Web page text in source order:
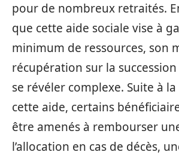
pour de nombreux retraités.
que cette aide sociale vise à
minimum de ressources, son
récupération sur la
se révéler complexe. Suite à
cette aide, certains
être amenés à rembourser
l’allocation en cas de décès,